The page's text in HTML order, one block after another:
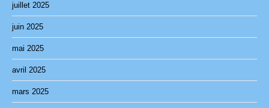
juillet 2025
juin 2025
mai 2025
avril 2025
mars 2025